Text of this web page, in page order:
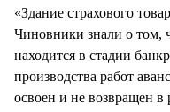
«Здание страхового
Чиновники знали о том,
находится в стадии
производства работ
освоен и не возвращен